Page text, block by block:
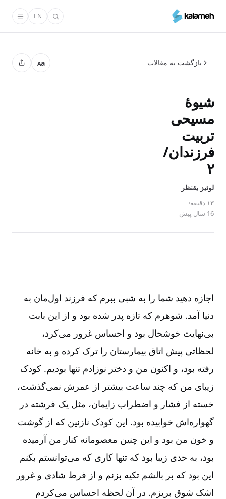
محتوای
EN
بازگشت به مقالات Aa
شیوۀ
مسیحی
تربیت
فرزندان/
۲
لوئیز یقنظر
۱۳ دقیقه
16 سال پیش
اجازه دهید شما را به شبی ببرم که فرزند اول‌مان به
دنیا آمد. شوهرم که تازه پدر شده بود و از این بابت
بی‌نهایت خوشحال بود و احساس غرور می‌کرد،
لحظاتی پیش اتاق بیمارستان را ترک کرده و به خانه
رفته بود، و اکنون من و دختر نوزادم تنها بودیم. کودک
زیبای من که چند ساعت بیشتر از عمرش نمی‌گذشت،
خسته از فشار و اضطراب زایمان، مثل یک فرشته در
گهواره‌اش خوابیده بود. این کودک نازنین که از گوشت
و خون من بود و این چنین معصومانه کنار من آرمیده
بود، به حدی زیبا بود که تنها کاری که می‌توانستم بکنم
این بود که بر بالشم تکیه بزنم و از فرط شادی و غرور
اشک شوق بریزم. در آن لحظه احساس می‌کردم